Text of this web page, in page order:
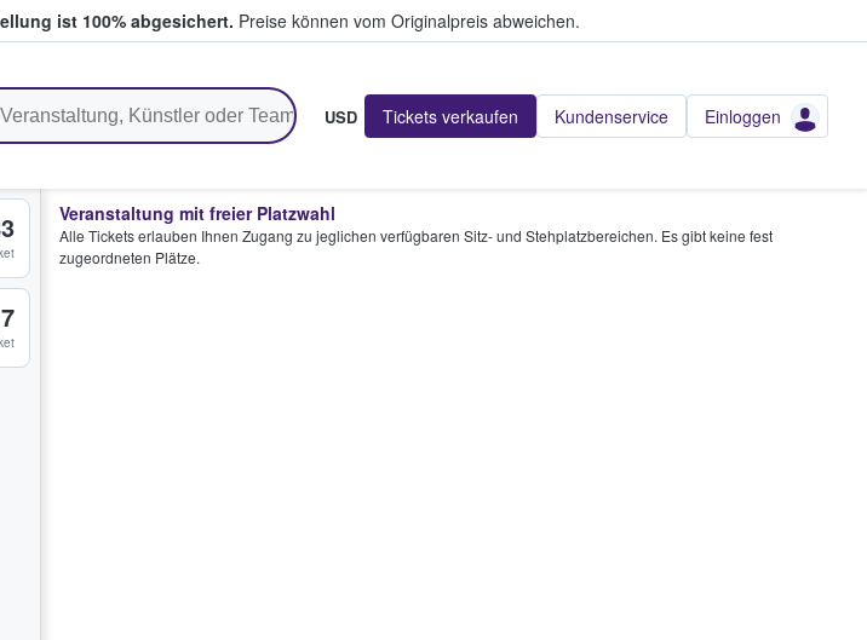
ist 100% abgesichert. Preise können vom Originalpreis abweichen.
USD Tickets verkaufen Kundenservice Einloggen
Veranstaltung mit freier Platzwahl
Alle Tickets erlauben Ihnen Zugang zu jeglichen verfügbaren Sitz- und Stehplatzbereichen. Es gibt keine fest
zugeordneten Plätze.